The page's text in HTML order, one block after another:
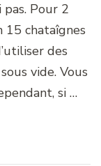
pas. Pour 2
15 chataîgnes
des
vide. Vous
si …